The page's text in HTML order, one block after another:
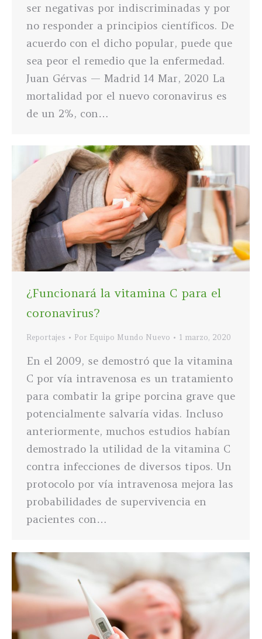
ser negativas por indiscriminadas y por
no responder a principios científicos. De
acuerdo con el dicho popular, puede que
sea peor el remedio que la enfermedad.
Juan Gérvas — Madrid 14 Mar, 2020 La
mortalidad por el nuevo coronavirus es
de un 2%, con…
¿Funcionará la vitamina C para el
coronavirus?
Reportajes Por Equipo Mundo Nuevo 1 marzo, 2020
En el 2009, se demostró que la vitamina
C por vía intravenosa es un tratamiento
para combatir la gripe porcina grave que
potencialmente salvaría vidas. Incluso
anteriormente, muchos estudios habían
demostrado la utilidad de la vitamina C
contra infecciones de diversos tipos. Un
protocolo por vía intravenosa mejora las
probabilidades de supervivencia en
pacientes con…